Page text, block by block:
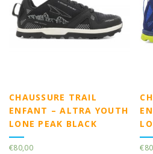
CHAUSSURE TRAIL
ENFANT – ALTRA YOUTH
LONE PEAK BLACK
€80,00 €